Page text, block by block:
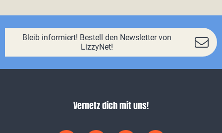
Bleib informiert! Bestell den Newsletter von
LizzyNet!
Vernetz dich mit uns!